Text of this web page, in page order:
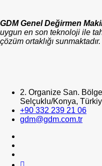
GDM Genel Değirmen
uygun en son teknoloji ile
çözüm ortaklığı sunmaktadır.
2. Organize San.
Selçuklu/Konya,
+90 332 239 21 06
gdm@gdm.com.tr